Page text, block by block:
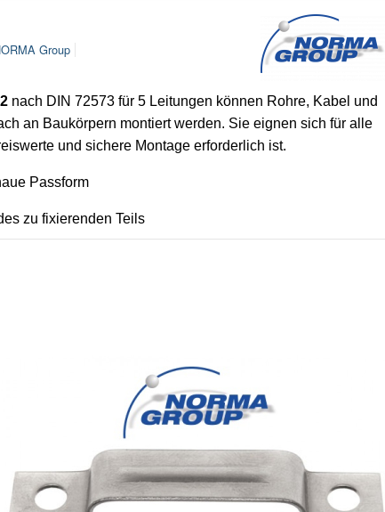
Group
nach DIN 72573 für 5 Leitungen können Rohre, Kabel und
an Baukörpern montiert werden. Sie eignen sich für alle
und sichere Montage erforderlich ist.
Passform
zu fixierenden Teils